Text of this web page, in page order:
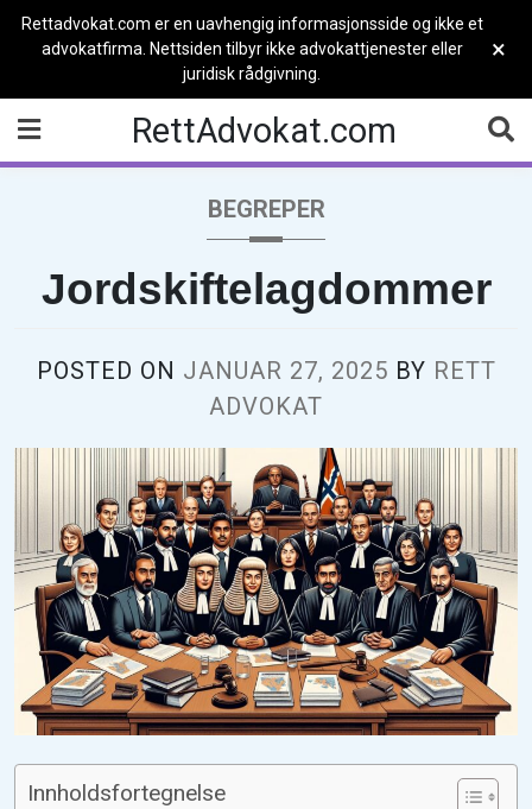
Rettadvokat.com er en uavhengig informasjonsside og ikke et
advokatfirma. Nettsiden tilbyr ikke advokattjenester eller
juridisk rådgivning.
×
content
RettAdvokat.com
BEGREPER
Jordskiftelagdommer
POSTED ON JANUAR 27, 2025 BY RETT
ADVOKAT
Innholdsfortegnelse